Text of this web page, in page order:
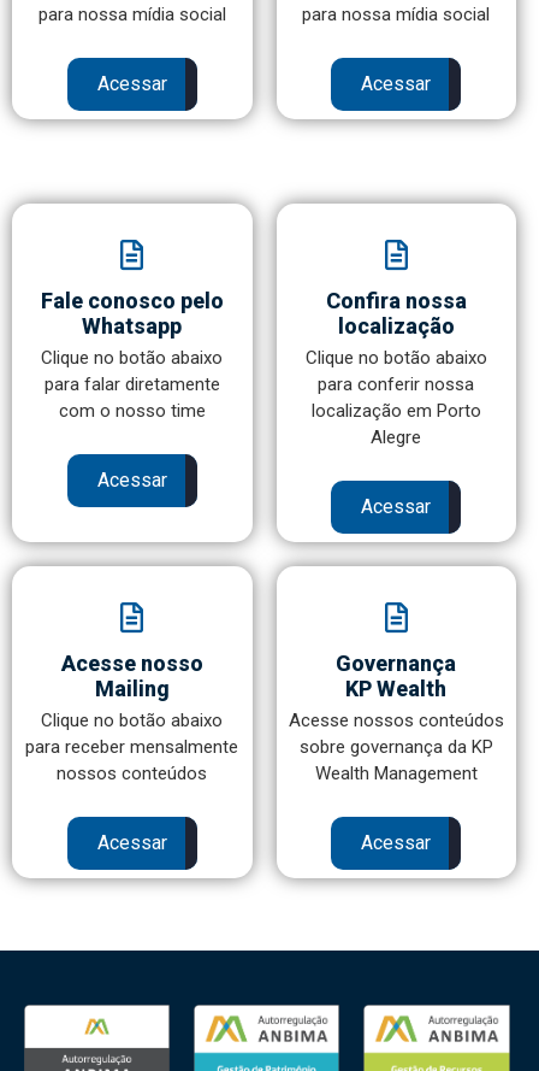
para nossa mídia social
Acessar
para nossa mídia social
Acessar
Fale conosco pelo
Whatsapp
Clique no botão abaixo
para falar diretamente
com o nosso time
Acessar
Confira nossa
localização
Clique no botão abaixo
para conferir nossa
localização em Porto
Alegre
Acessar
Acesse nosso
Mailing
Clique no botão abaixo
para receber mensalmente
nossos conteúdos
Acessar
Governança
KP Wealth
Acesse nossos conteúdos
sobre governança da KP
Wealth Management
Acessar